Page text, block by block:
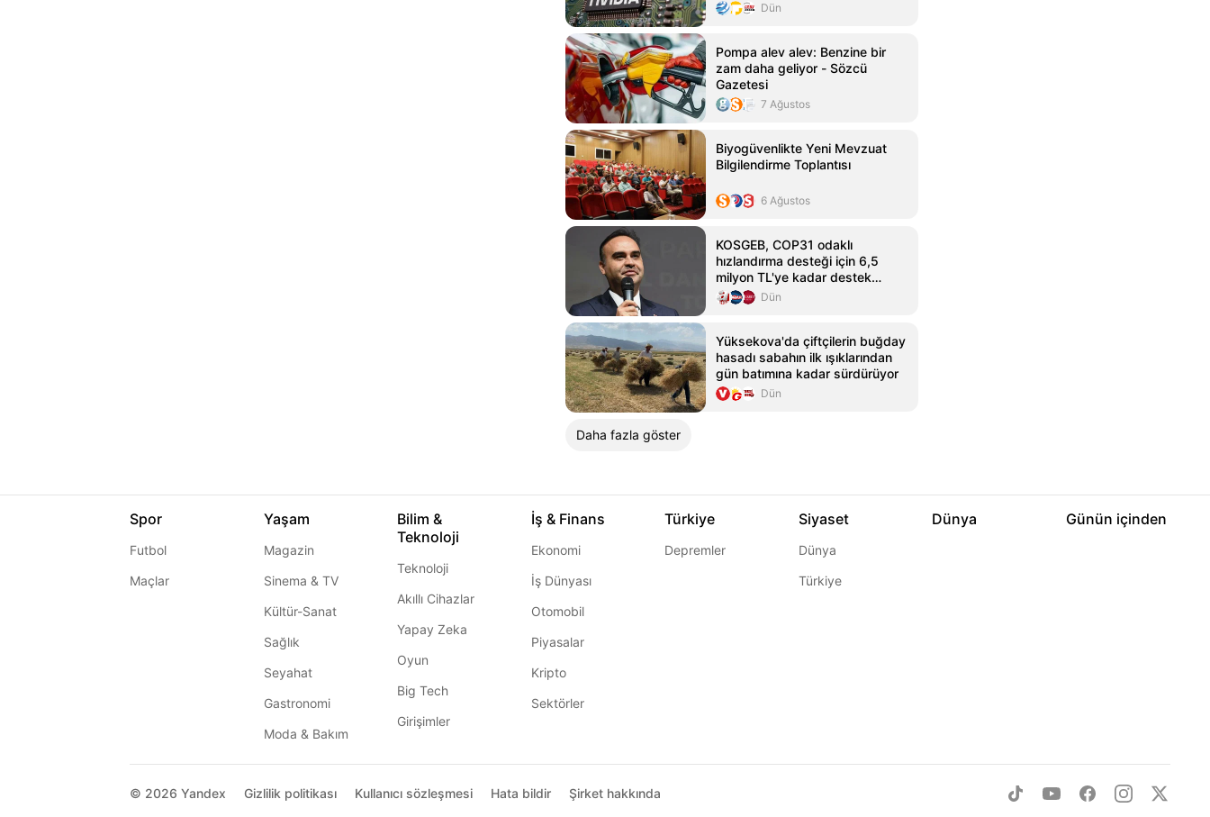
Dün
Pompa alev alev: Benzine bir
zam daha geliyor - Sözcü
Gazetesi
7 Ağustos
Biyogüvenlikte Yeni Mevzuat
Bilgilendirme Toplantısı
6 Ağustos
KOSGEB, COP31 odaklı
hızlandırma desteği için 6,5
milyon TL'ye kadar destek
sağlayacak
Dün
Yüksekova'da çiftçilerin buğday
hasadı sabahın ilk ışıklarından
gün batımına kadar sürdürüyor
Dün
Daha fazla göster
Spor
Futbol
Maçlar
Yaşam
Magazin
Sinema & TV
Kültür-Sanat
Sağlık
Seyahat
Gastronomi
Moda & Bakım
Bilim &
Teknoloji
Teknoloji
Akıllı Cihazlar
Yapay Zeka
Oyun
Big Tech
Girişimler
İş & Finans
Ekonomi
İş Dünyası
Otomobil
Piyasalar
Kripto
Sektörler
Türkiye
Depremler
Siyaset
Dünya
Türkiye
Dünya Günün içinden
© 2026 Yandex Gizlilik politikası Kullanıcı sözleşmesi Hata bildir Şirket hakkında